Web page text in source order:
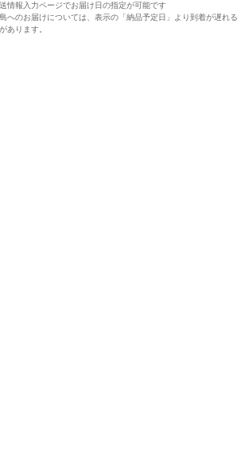
情報入力ページでお届け日の指定が可能です
へのお届けについては、表示の「納品予定日」より到着が遅れる
あります。